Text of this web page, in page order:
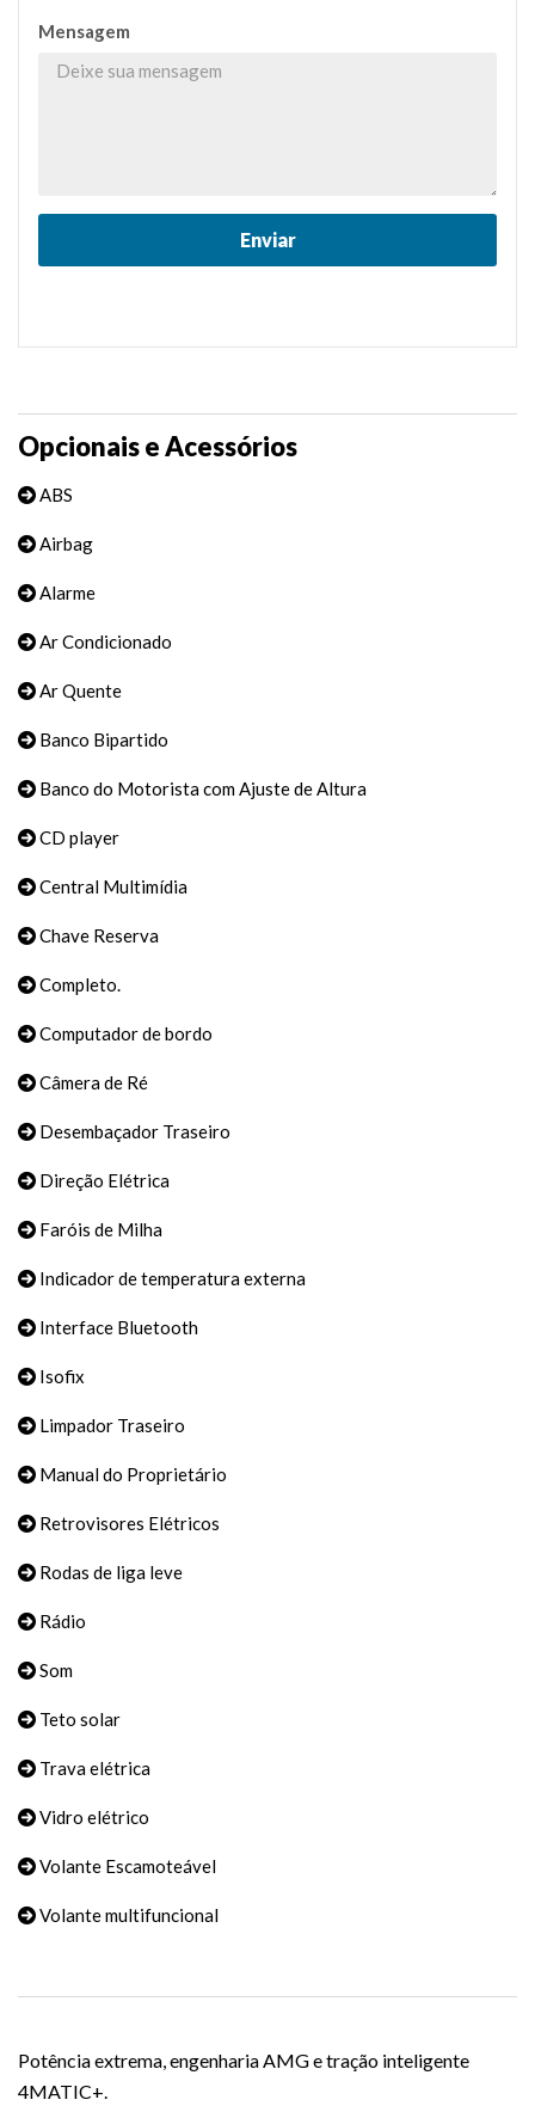
Mensagem
Opcionais e Acessórios
ABS
Airbag
Alarme
Ar Condicionado
Ar Quente
Banco Bipartido
Banco do Motorista com Ajuste de Altura
CD player
Central Multimídia
Chave Reserva
Completo.
Computador de bordo
Câmera de Ré
Desembaçador Traseiro
Direção Elétrica
Faróis de Milha
Indicador de temperatura externa
Interface Bluetooth
Isofix
Limpador Traseiro
Manual do Proprietário
Retrovisores Elétricos
Rodas de liga leve
Rádio
Som
Teto solar
Trava elétrica
Vidro elétrico
Volante Escamoteável
Volante multifuncional
Potência extrema, engenharia AMG e tração inteligente
4MATIC+.